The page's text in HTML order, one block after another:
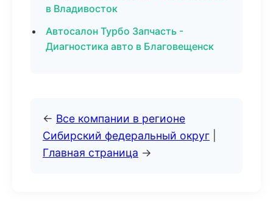
в Владивосток
Автосалон Турбо Запчасть -
Диагностика авто в Благовещенск
← Все компании в регионе
Сибирский федеральный округ
Главная страница →